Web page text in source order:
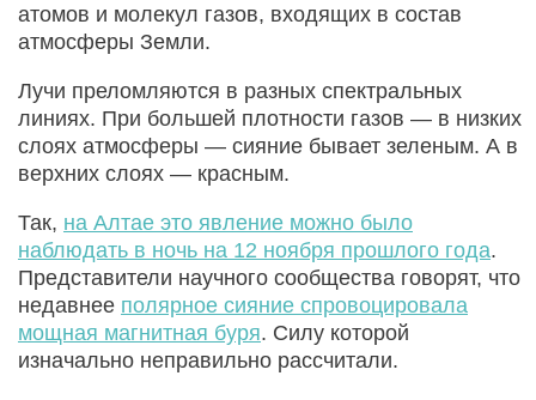
атомов и молекул газов, входящих в состав
атмосферы Земли.
Лучи преломляются в разных спектральных
линиях. При большей плотности газов — в низких
слоях атмосферы — сияние бывает зеленым. А в
верхних слоях — красным.
Так, на Алтае это явление можно было
наблюдать в ночь на 12 ноября прошлого года.
Представители научного сообщества говорят, что
недавнее полярное сияние спровоцировала
мощная магнитная буря. Силу которой
изначально неправильно рассчитали.